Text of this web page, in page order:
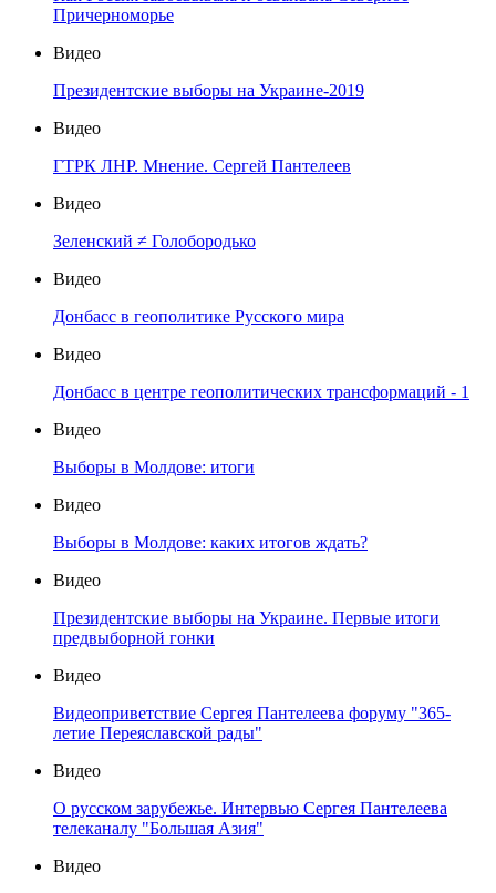
Причерноморье
Видео
Президентские выборы на Украине-2019
Видео
ГТРК ЛНР. Мнение. Сергей Пантелеев
Видео
Зеленский ≠ Голобородько
Видео
Донбасс в геополитике Русского мира
Видео
Донбасс в центре геополитических трансформаций - 1
Видео
Выборы в Молдове: итоги
Видео
Выборы в Молдове: каких итогов ждать?
Видео
Президентские выборы на Украине. Первые итоги
предвыборной гонки
Видео
Видеоприветствие Сергея Пантелеева форуму "365-
летие Переяславской рады"
Видео
О русском зарубежье. Интервью Сергея Пантелеева
телеканалу "Большая Азия"
Видео